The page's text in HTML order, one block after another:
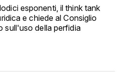
esponenti, il think tank
e chiede al Consiglio
sull'uso della perfidia